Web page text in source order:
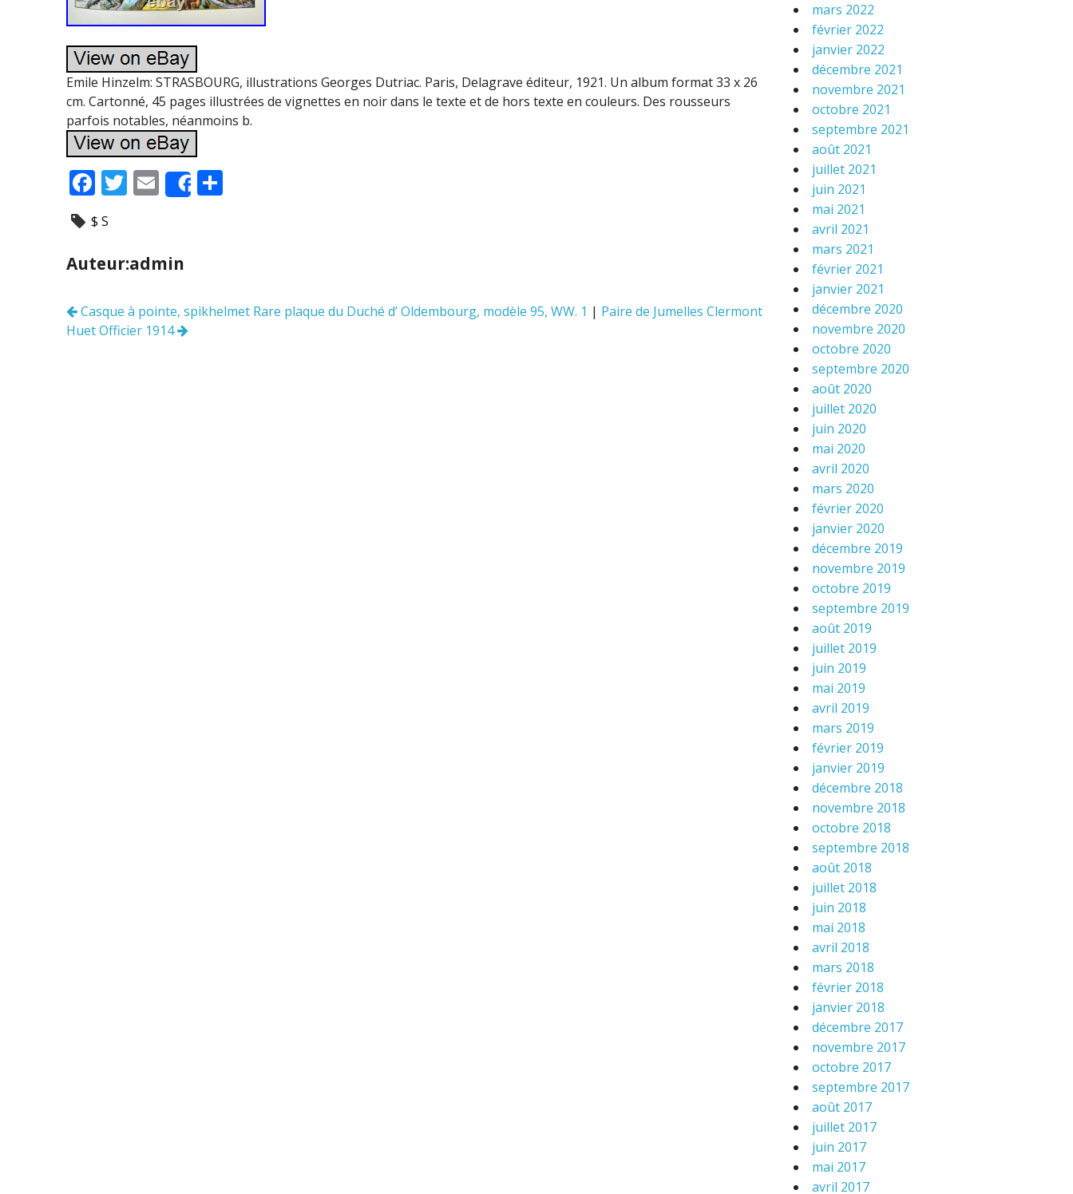
Emile Hinzelm: STRASBOURG, illustrations Georges Dutriac. Paris, Delagrave éditeur, 1921. Un album format 33 x 26
cm. Cartonné, 45 pages illustrées de vignettes en noir dans le texte et de hors texte en couleurs. Des rousseurs
parfois notables, néanmoins b.
F
ac
e
b
o
k
T
er
E
m
l
Share
$ S
Auteur:admin
Navigation
des
Casque à pointe, spikhelmet Rare plaque du Duché d’ Oldembourg, modèle 95, WW. 1 | Paire de Jumelles Clermont
Huet Officier 1914
mars 2022
février 2022
janvier 2022
décembre 2021
novembre 2021
octobre 2021
septembre 2021
août 2021
juillet 2021
juin 2021
mai 2021
avril 2021
mars 2021
février 2021
janvier 2021
décembre 2020
novembre 2020
octobre 2020
septembre 2020
août 2020
juillet 2020
juin 2020
mai 2020
avril 2020
mars 2020
février 2020
janvier 2020
décembre 2019
novembre 2019
octobre 2019
septembre 2019
août 2019
juillet 2019
juin 2019
mai 2019
avril 2019
mars 2019
février 2019
janvier 2019
décembre 2018
novembre 2018
octobre 2018
septembre 2018
août 2018
juillet 2018
juin 2018
mai 2018
avril 2018
mars 2018
février 2018
janvier 2018
décembre 2017
novembre 2017
octobre 2017
septembre 2017
août 2017
juillet 2017
juin 2017
mai 2017
avril 2017